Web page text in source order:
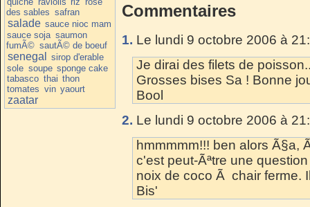
des sables safran
salade sauce nioc mam
sauce soja saumon
fumÃ© sautÃ© de boeuf
senegal
sirop d'erable
sole soupe sponge cake
tabasco thai thon
tomates vin yaourt
zaatar
Commentaires
1. Le lundi 9 octobre 2006 à
Je dirai des filets de
Grosses bises Sa ! Bonne
Bool
2. Le lundi 9 octobre 2006 à
hmmmmm!!! ben alors Ã§a,
c'est peut-Ãªtre une
noix de coco Ã chair ferme.
Bis'